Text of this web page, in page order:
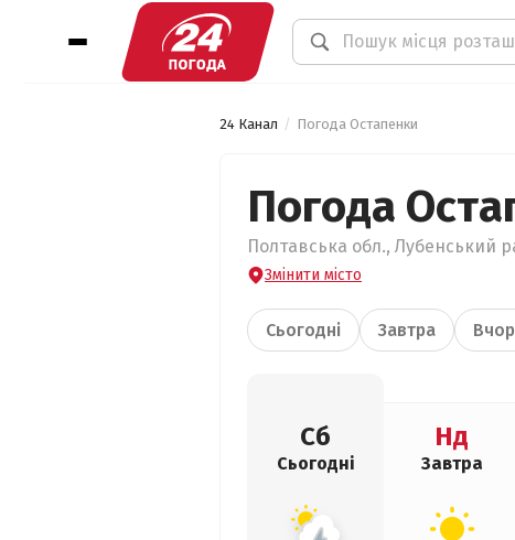
24 Канал Погода Остапенки
Погода
Полтавська обл., Лубенський
Змінити місто
Сьогодні Завтра
Сб
Сьогодні
Нд
Завтра